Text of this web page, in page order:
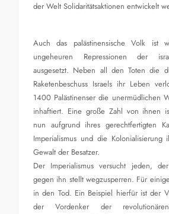
der Welt Solidaritätsaktionen entwickelt
Auch das palästinensische Volk ist
ungeheuren Repressionen der
ausgesetzt. Neben all den Toten die
Raketenbeschuss Israels ihr Leben
1400 Palästinenser die unermüdlichen
inhaftiert. Eine große Zahl von ihnen
nun aufgrund ihres gerechtfertigten
Imperialismus und die
Gewalt der Besatzer.
Der Imperialismus versucht jeden,
gegen ihn stellt wegzusperren. Für
in den Tod. Ein Beispiel hierfür ist der
der Vordenker der